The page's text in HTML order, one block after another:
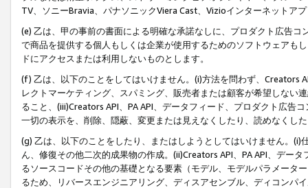
TV、ソニーBravia、パナソニックViera Cast、Vizioインターネットア
(e) 乙は、甲の事前の書面による明確な承諾なしに、プロダクト広告
で商品を提供する個人もしくは企業が使用するためのソフトウェアも
ドにアクセスまたは利用しないものとします。
(f) 乙は、以下のことをしてはいけません。(i)方法を問わず、Creators
レクトマーケティング、スパミング、販売者または顧客が希望しない
ること、(iii)Creators API、PA API、データフィード、プロダクト広告
一切の表示を、削除、隠蔽、変更または見えなくしたり、読めなくし
(g) 乙は、以下のことをしたり、またはしようとしてはいけません。
ん、修復その他二次的成果物の作成。(ii)Creators API、PA API、デー
るソースコードその他の基礎となる要素（モデル、モデルパラメータ
るため、リバースエンジニアリング、ディスアセンブル、ディコンパ